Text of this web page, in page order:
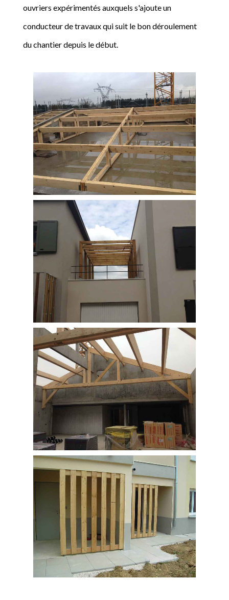
ouvriers expérimentés auxquels s'ajoute un
conducteur de travaux qui suit le bon déroulement
du chantier depuis le début.